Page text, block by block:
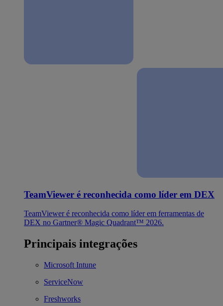
TeamViewer é reconhecida como líder em DEX
TeamViewer é reconhecida como líder em ferramentas de
DEX no Gartner® Magic Quadrant™ 2026.
Principais integrações
Microsoft Intune
ServiceNow
Freshworks